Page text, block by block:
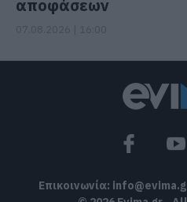
αποφάσεων
Επικοινωνία: